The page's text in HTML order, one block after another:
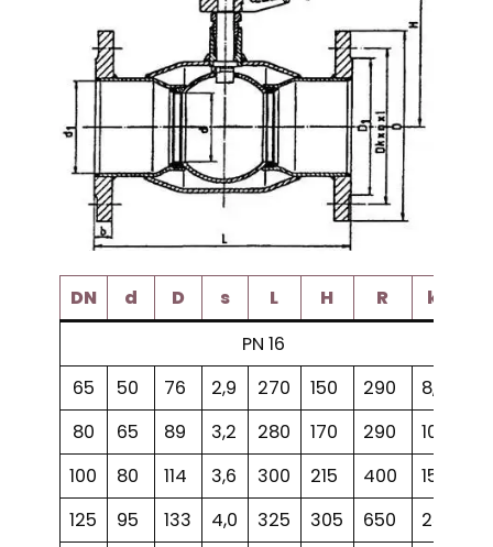
DN d D s L H R
kg
PN 16
65
50 76 2,9 270 150 290
8,4
80
65 89 3,2 280 170 290
10,4
100
80 114 3,6 300 215 400
15,2
125
95 133 4,0 325 305 650
23,2